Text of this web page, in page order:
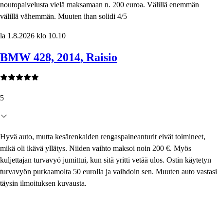
noutopalvelusta vielä maksamaan n. 200 euroa. Välillä enemmän
välillä vähemmän. Muuten ihan solidi 4/5
la 1.8.2026 klo 10.10
BMW 428, 2014, Raisio
5
Hyvä auto, mutta kesärenkaiden rengaspaineanturit eivät toimineet,
mikä oli ikävä yllätys. Niiden vaihto maksoi noin 200 €. Myös
kuljettajan turvavyö jumittui, kun sitä yritti vetää ulos. Ostin käytetyn
turvavyön purkaamolta 50 eurolla ja vaihdoin sen. Muuten auto vastasi
täysin ilmoituksen kuvausta.